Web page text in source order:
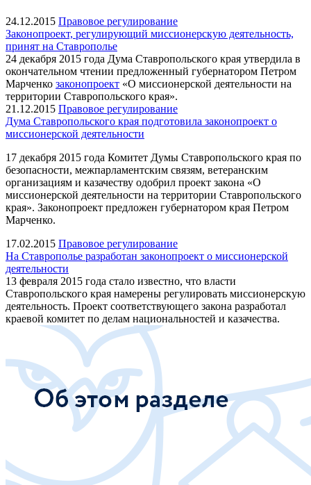
24.12.2015 Правовое регулирование
Законопроект, регулирующий миссионерскую деятельность,
принят на Ставрополье
24 декабря 2015 года Дума Ставропольского края утвердила в
окончательном чтении предложенный губернатором Петром
Марченко законопроект «О миссионерской деятельности на
территории Ставропольского края».
21.12.2015 Правовое регулирование
Дума Ставропольского края подготовила законопроект о
миссионерской деятельности
17 декабря 2015 года Комитет Думы Ставропольского края по
безопасности, межпарламентским связям, ветеранским
организациям и казачеству одобрил проект закона «О
миссионерской деятельности на территории Ставропольского
края». Законопроект предложен губернатором края Петром
Марченко.
17.02.2015 Правовое регулирование
На Ставрополье разработан законопроект о миссионерской
деятельности
13 февраля 2015 года стало известно, что власти
Ставропольского края намерены регулировать миссионерскую
деятельность. Проект соответствующего закона разработал
краевой комитет по делам национальностей и казачества.